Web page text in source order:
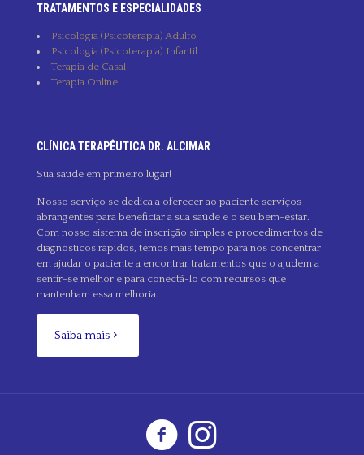
TRATAMENTOS E ESPECIALIDADES
Psicologia (Psicoterapia) Adulto
Psicologia (Psicoterapia) Infantil
Terapia de Casal
Terapia Online
CLÍNICA TERAPÊUTICA DR. ALCIMAR
Sua saúde em primeiro lugar!
Nosso serviço se dedica a oferecer ao paciente serviços
abrangentes para beneficiar a sua saúde e o seu bem-estar.
Com nosso sistema de inscrição simples e procedimentos de
diagnósticos rápidos, temos mais tempo para nos concentrar
em ajudar o paciente a encontrar tratamentos que o ajudem a
sentir-se melhor e para conectá-lo com recursos que
mantenham essa melhoria.
Saiba mais